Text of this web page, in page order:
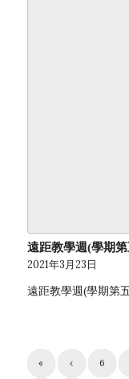
遠距教學週(學期
2021年3月23日
遠距教學週(學期第
« ‹ 6